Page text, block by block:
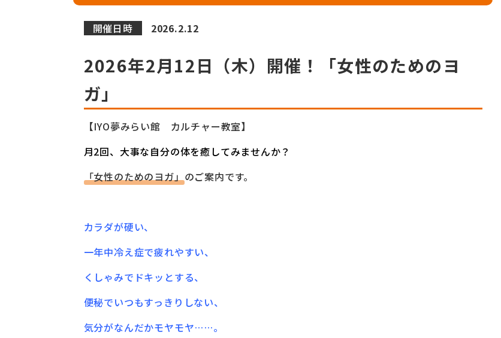
開催日時 2026.2.12
2026年2月12日（木）開催！「女性のためのヨ
ガ」
【IYO夢みらい館 カルチャー教室】
月2回、大事な自分の体を癒してみませんか？
「女性のためのヨガ」のご案内です。
カラダが硬い、
一年中冷え症で疲れやすい、
くしゃみでドキッとする、
便秘でいつもすっきりしない、
気分がなんだかモヤモヤ……。